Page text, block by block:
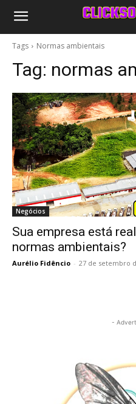
Tags Normas ambientais
Tag: normas
Negócios
Sua empresa está
normas ambientais?
Aurélio Fidêncio - 27 de setembro
-